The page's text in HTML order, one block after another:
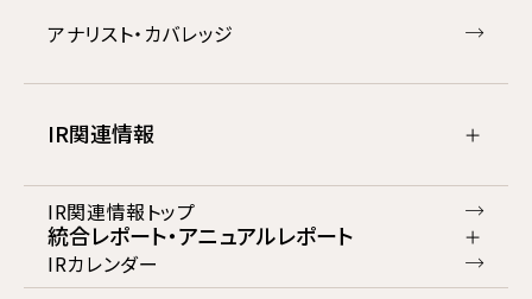
アナリスト・カバレッジ
IR関連情報
IR関連情報トップ
IRカレンダー
統合レポート・アニュアルレポート